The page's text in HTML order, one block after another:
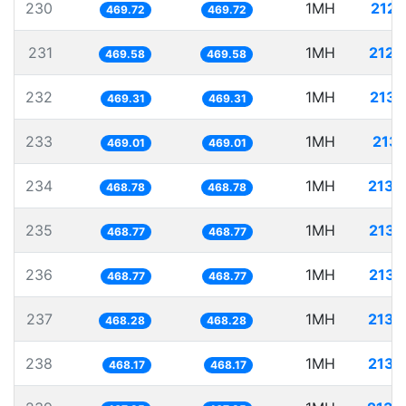
230 469.72 469.72 1MH
231 469.58 469.58 1MH
232 469.31 469.31 1MH
233 469.01 469.01 1MH
234 468.78 468.78 1MH
235 468.77 468.77 1MH
236 468.77 468.77 1MH
237 468.28 468.28 1MH
238 468.17 468.17 1MH